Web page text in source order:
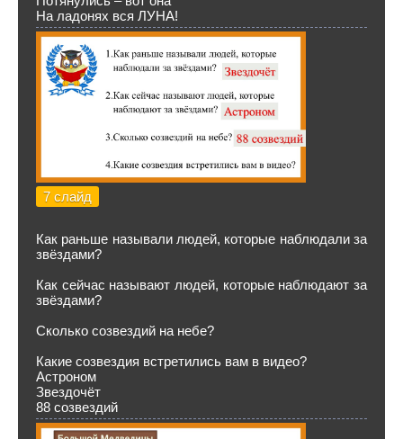
На ладонях вся ЛУНА!
7 слайд
Как раньше называли людей, которые наблюдали за
звёздами?
Как сейчас называют людей, которые наблюдают за
звёздами?
Сколько созвездий на небе?
Какие созвездия встретились вам в видео?
Астроном
Звездочёт
88 созвездий